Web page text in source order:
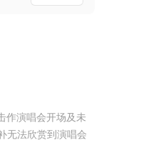
作演唱会开场及未
无法欣赏到演唱会